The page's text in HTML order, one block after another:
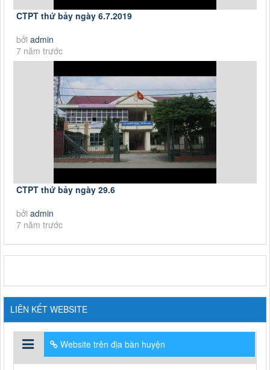
CTPT thứ bảy ngày 6.7.2019
bởi admin
7 năm trước
CTPT thứ bảy ngày 29.6
bởi admin
7 năm trước
LIÊN KẾT WEBSITE
Website trên địa bàn huyện